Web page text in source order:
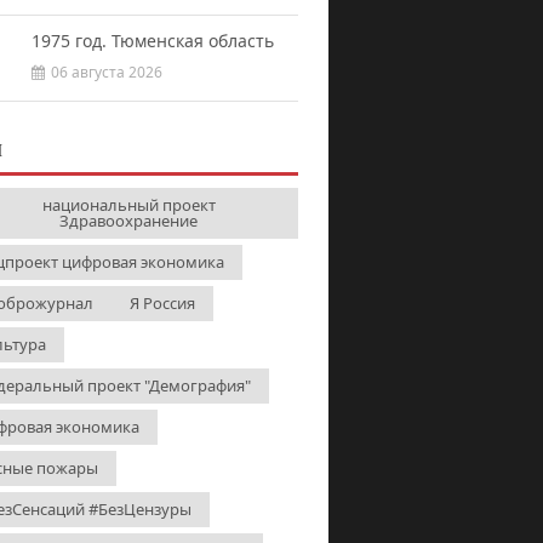
1975 год. Тюменская область
06 августа 2026
национальный проект
Здравоохранение
цифровая экономика
Я Россия
проект "Демография"
экономика
пожары
#БезЦензуры